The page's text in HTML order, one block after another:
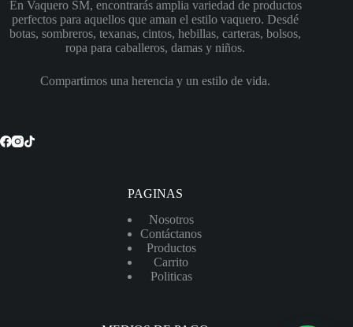
En Vaquero SM, encontrarás amplia variedad de productos
perfectos para aquellos que aman el estilo vaquero. Desdé
botas, sombreros, texanas, cintos, hebillas, carteras, bolsos,
ropa para caballeros, damas y niños.
Compartimos una herencia y un estilo de vida.
PAGINAS
Nosotros
Contáctanos
Productos
Carrito
Politicas